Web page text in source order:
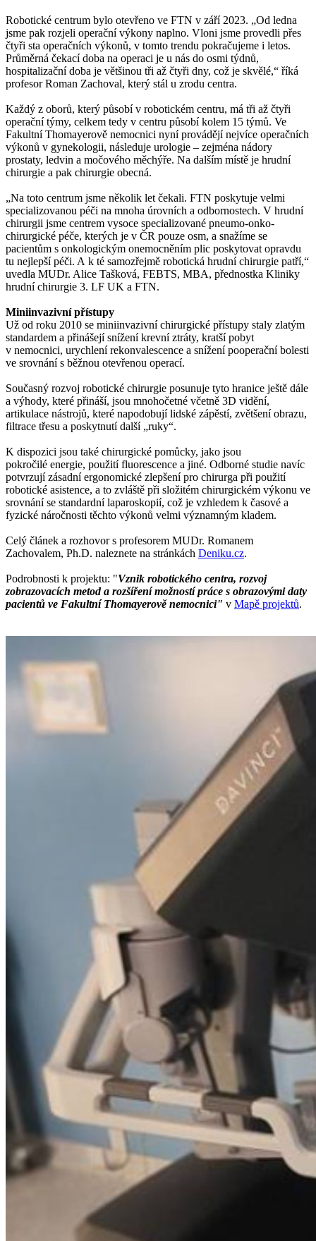
Robotické centrum bylo otevřeno ve FTN v září 2023. „Od ledna
jsme pak rozjeli operační výkony naplno. Vloni jsme provedli přes
čtyři sta operačních výkonů, v tomto trendu pokračujeme i letos.
Průměrná čekací doba na operaci je u nás do osmi týdnů,
hospitalizační doba je většinou tři až čtyři dny, což je skvělé,“ říká
profesor Roman Zachoval, který stál u zrodu centra.
Každý z oborů, který působí v robotickém centru, má tři až čtyři
operační týmy, celkem tedy v centru působí kolem 15 týmů. Ve
Fakultní Thomayerově nemocnici nyní provádějí nejvíce operačních
výkonů v gynekologii, následuje urologie – zejména nádory
prostaty, ledvin a močového měchýře. Na dalším místě je hrudní
chirurgie a pak chirurgie obecná.
„Na toto centrum jsme několik let čekali. FTN poskytuje velmi
specializovanou péči na mnoha úrovních a odbornostech. V hrudní
chirurgii jsme centrem vysoce specializované pneumo-onko-
chirurgické péče, kterých je v ČR pouze osm, a snažíme se
pacientům s onkologickým onemocněním plic poskytovat opravdu
tu nejlepší péči. A k té samozřejmě robotická hrudní chirurgie patří,“
uvedla MUDr. Alice Tašková, FEBTS, MBA, přednostka Kliniky
hrudní chirurgie 3. LF UK a FTN.
Miniinvazivní přístupy
Už od roku 2010 se miniinvazivní chirurgické přístupy staly zlatým
standardem a přinášejí snížení krevní ztráty, kratší pobyt
v nemocnici, urychlení rekonvalescence a snížení pooperační bolesti
ve srovnání s běžnou otevřenou operací.
Současný rozvoj robotické chirurgie posunuje tyto hranice ještě dále
a výhody, které přináší, jsou mnohočetné včetně 3D vidění,
artikulace nástrojů, které napodobují lidské zápěstí, zvětšení obrazu,
filtrace třesu a poskytnutí další „ruky“.
K dispozici jsou také chirurgické pomůcky, jako jsou
pokročilé energie, použití fluorescence a jiné. Odborné studie navíc
potvrzují zásadní ergonomické zlepšení pro chirurga při použití
robotické asistence, a to zvláště při složitém chirurgickém výkonu ve
srovnání se standardní laparoskopií, což je vzhledem k časové a
fyzické náročnosti těchto výkonů velmi významným kladem.
Celý článek a rozhovor s profesorem MUDr. Romanem
Zachovalem, Ph.D. naleznete na stránkách Deniku.cz.
Podrobnosti k projektu: "Vznik robotického centra, rozvoj
zobrazovacích metod a rozšíření možností práce s obrazovými daty
pacientů ve Fakultní Thomayerově nemocnici" v Mapě projektů.